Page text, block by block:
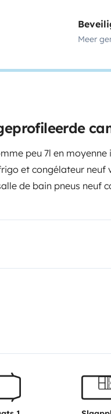
Meer
peu 7l en moyenne
et congélateur neuf
de bain pneus neuf
tournent à 360